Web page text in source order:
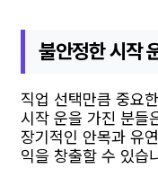
불안정한 시작
직업 선택만큼 중요
시작 운을 가진 분들
장기적인 안목과 유
익을 창출할 수 있습